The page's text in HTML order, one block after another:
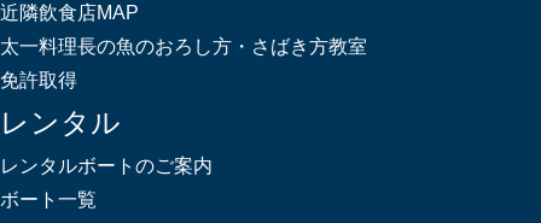
近隣飲食店MAP
太一料理長の魚のおろし方・さばき方教室
免許取得
レンタル
レンタルボートのご案内
ボート一覧